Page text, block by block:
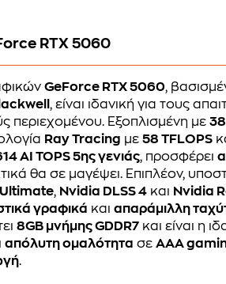
RTX 5060
GeForce RTX 5060,
, είναι ιδανική για τους
περιεχομένου. Εξοπλισμένη με
Ray Tracing με58 TFLOPS
AI TOPS 5ης γενιάς, προσφέρει
θα σε μαγέψει. Επιπλέον,
Ultimate, Nvidia DLSS 4 και Nvidia
γραφικά καιαπαράμιλλη
8GB μνήμης GDDR7 και είναι η
απόλυτη ομαλότητα σεAAA
.